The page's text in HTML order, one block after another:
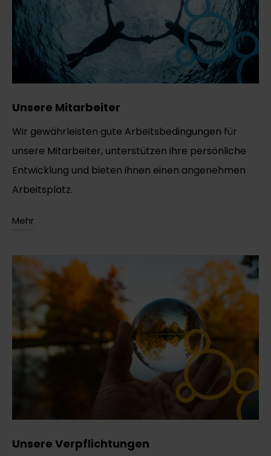
Unsere Mitarbeiter
Wir gewährleisten gute Arbeitsbedingungen für
unsere Mitarbeiter, unterstützen ihre persönliche
Entwicklung und bieten ihnen einen angenehmen
Arbeitsplatz.
Mehr
Unsere Verpflichtungen